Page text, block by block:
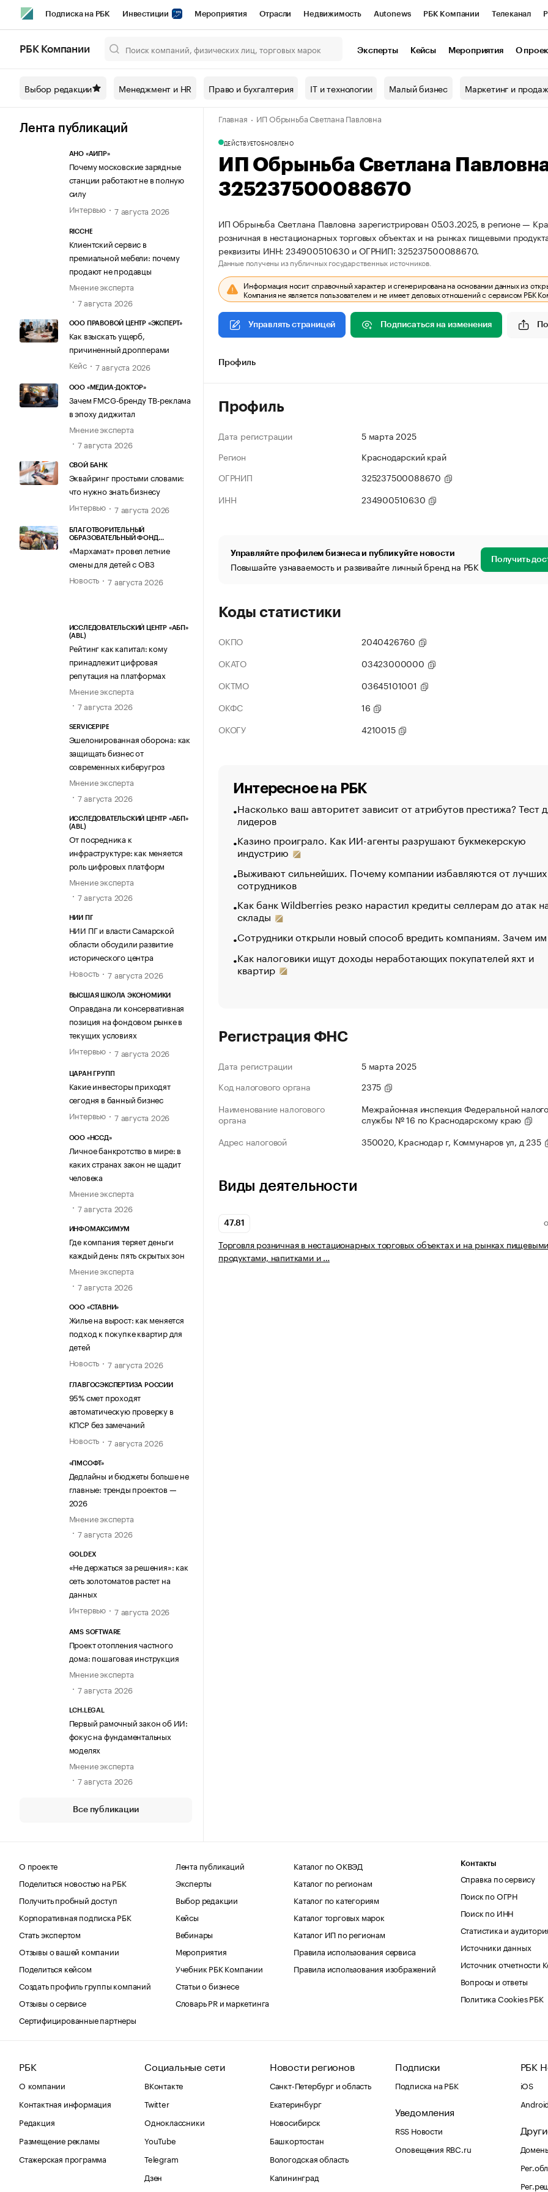
Подписка на РБК Инвестиции Мероприятия Отрасли Недвижимость Autonews РБК Компании Телеканал
Спецпроекты СПб Конференции СПб Спецпроекты Проверка контрагентов
Технологии и медиа Рынок наличной валюты
РБК Компании Эксперты Кейсы Мероприятия О
Выбор редакции Менеджмент и HR Право и бухгалтерия IT и технологии Малый бизнес Маркетинг и
Лента публикаций
АНО «АИПР»
Почему московские зарядные
станции работают не в полную
силу
Интервью
7 августа 2026
RICCHE
Клиентский сервис в
премиальной мебели: почему
продают не продавцы
Мнение эксперта
7 августа 2026
ООО ПРАВОВОЙ ЦЕНТР «ЭКСПЕРТ»
Как взыскать ущерб,
причиненный дропперами
Кейс
7 августа 2026
ООО «МЕДИА-ДОКТОР»
Зачем FMCG-бренду ТВ-реклама
в эпоху диджитал
Мнение эксперта
7 августа 2026
СВОЙ БАНК
Эквайринг простыми словами:
что нужно знать бизнесу
Интервью
7 августа 2026
БЛАГОТВОРИТЕЛЬНЫЙ
ОБРАЗОВАТЕЛЬНЫЙ ФОНД
«Мархамат» провел летние
смены для детей с ОВЗ
Новость
7 августа 2026
ИССЛЕДОВАТЕЛЬСКИЙ ЦЕНТР «АБП»
(ABL)
Рейтинг как капитал: кому
принадлежит цифровая
репутация на платформах
Мнение эксперта
7 августа 2026
SERVICEPIPE
Эшелонированная оборона: как
защищать бизнес от
современных киберугроз
Мнение эксперта
7 августа 2026
ИССЛЕДОВАТЕЛЬСКИЙ ЦЕНТР «АБП»
(ABL)
От посредника к
инфраструктуре: как меняется
роль цифровых платформ
Мнение эксперта
7 августа 2026
НИИ ПГ
НИИ ПГ и власти Самарской
области обсудили развитие
исторического центра
Новость
7 августа 2026
ВЫСШАЯ ШКОЛА ЭКОНОМИКИ
Оправдана ли консервативная
позиция на фондовом рынке в
текущих условиях
Интервью
7 августа 2026
ЦАРАН ГРУПП
Какие инвесторы приходят
сегодня в банный бизнес
Интервью
7 августа 2026
ООО «НССД»
Личное банкротство в мире: в
каких странах закон не щадит
человека
Мнение эксперта
7 августа 2026
ИНФОМАКСИМУМ
Где компания теряет деньги
каждый день: пять скрытых зон
Мнение эксперта
7 августа 2026
ООО «СТАВНИ»
Жилье на вырост: как меняется
подход к покупке квартир для
детей
Новость
7 августа 2026
ГЛАВГОСЭКСПЕРТИЗА РОССИИ
95% смет проходят
автоматическую проверку в
КПСР без замечаний
Новость
7 августа 2026
«ПМСОФТ»
Дедлайны и бюджеты больше не
главные: тренды проектов —
2026
Мнение эксперта
7 августа 2026
GOLDEX
«Не держаться за решения»: как
сеть золотоматов растет на
данных
Интервью
7 августа 2026
AMS SOFTWARE
Проект отопления частного
дома: пошаговая инструкция
Мнение эксперта
7 августа 2026
LCH.LEGAL
Первый рамочный закон об ИИ:
фокус на фундаментальных
моделях
Мнение эксперта
7 августа 2026
Все публикации
Главная ИП Обрыньба Светлана Павловна
ДЕЙСТВУЕТОБНОВЛЕНО
ИП Обрыньба Светлана
325237500088670
ИП Обрыньба Светлана Павловна зарегистрирован 05.03.2025, в регионе —
розничная в нестационарных торговых объектах и на рынках пищевыми
реквизиты ИНН: 234900510630 и ОГРНИП: 325237500088670.
Данные получены из публичных государственных источников.
Информация носит справочный характер и сгенерирована на основании данных из
Компания не является пользователем и не имеет деловых отношений с сервисом РБК
Управлять страницей Подписаться на изменения
Профиль
Профиль
Дата регистрации
5 марта 2025
Регион
Краснодарский край
ОГРНИП
325237500088670
ИНН
234900510630
Управляйте профилем бизнеса и публикуйте новости
Повышайте узнаваемость и развивайте личный бренд на РБК Получить
Коды статистики
ОКПО
2040426760
ОКАТО
03423000000
ОКТМО
03645101001
ОКФС
16
ОКОГУ
4210015
Интересное на РБК
Насколько ваш авторитет зависит от атрибутов престижа? Тест
лидеров
Казино проиграло. Как ИИ-агенты разрушают букмекерскую
индустрию
Выживают сильнейших. Почему компании избавляются от лучших
сотрудников
Как банк Wildberries резко нарастил кредиты селлерам до атак
склады
Сотрудники открыли новый способ вредить компаниям. Зачем
Как налоговики ищут доходы неработающих покупателей яхт и
квартир
Регистрация ФНС
Дата регистрации
5 марта 2025
Код налогового органа
2375
Наименование налогового
органа
Межрайонная инспекция Федеральной
службы № 16 по Краснодарскому краю
Адрес налоговой
350020, Краснодар г, Коммунаров ул, д 235
Виды деятельности
47.81
Торговля розничная в нестационарных торговых объектах и на рынках пищевыми
продуктами, напитками и …
О проекте
Поделиться новостью на РБК
Получить пробный доступ
Корпоративная подписка РБК
Стать экспертом
Отзывы о вашей компании
Поделиться кейсом
Создать профиль группы компаний
Отзывы о сервисе
Сертифицированные партнеры
Лента публикаций
Эксперты
Выбор редакции
Кейсы
Вебинары
Мероприятия
Учебник РБК Компании
Статьи о бизнесе
Словарь PR и маркетинга
Каталог по ОКВЭД
Каталог по регионам
Каталог по категориям
Каталог торговых марок
Каталог ИП по регионам
Правила использования сервиса
Правила использования изображений
Контакты
Справка по сервису
Поиск по ОГРН
Поиск по ИНН
Статистика и
Источники данных
Источник отчетности
Вопросы и ответы
Политика Cookies РБК
РБК
О компании
Контактная информация
Редакция
Размещение рекламы
Стажерская программа
Социальные сети
ВКонтакте
Twitter
Одноклассники
YouTube
Telegram
Дзен
Новости регионов
Санкт-Петербург и область
Екатеринбург
Новосибирск
Башкортостан
Вологодская область
Калининград
Подписки
Подписка на РБК
Уведомления
RSS Новости
Оповещения RBC.ru
РБК
iOS